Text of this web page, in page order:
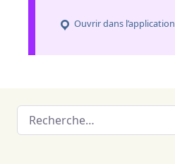
Ouvrir dans l’application